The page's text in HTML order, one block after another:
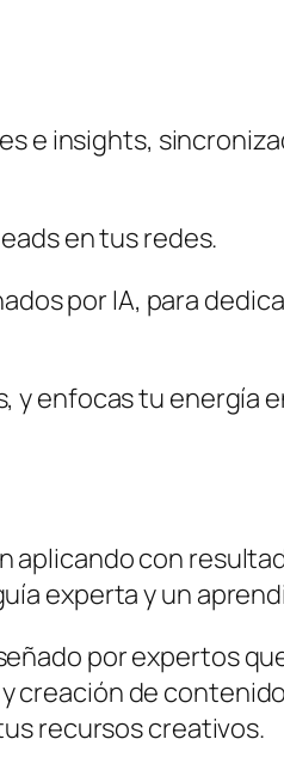
e insights,
en tus redes.
por IA, para
y enfocas tu energía
con
experta y un
por expertos
creación de
recursos creativos.